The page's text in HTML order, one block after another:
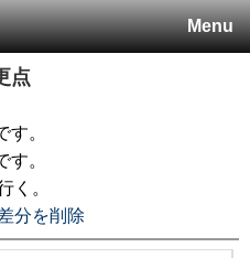
Menu
点
す。
す。
く。
分を削除